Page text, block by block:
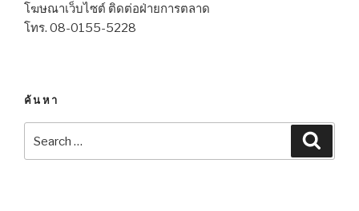
โฆษณาเว็บไซต์ ติดต่อฝ่ายการตลาด
โทร. 08-0155-5228
ค้นหา